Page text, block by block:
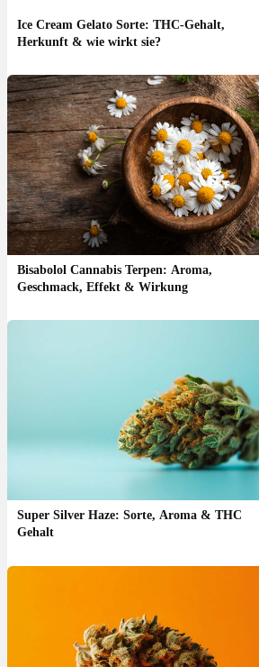
Ice Cream Gelato Sorte: THC-Gehalt,
Herkunft & wie wirkt sie?
Bisabolol Cannabis Terpen: Aroma,
Geschmack, Effekt & Wirkung
Super Silver Haze: Sorte, Aroma & THC
Gehalt